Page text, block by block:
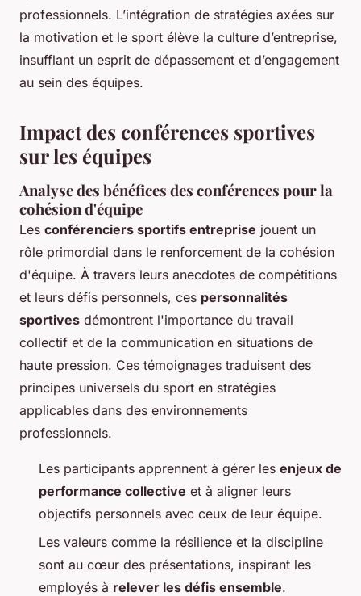
professionnels. L’intégration de stratégies axées sur
la motivation et le sport élève la culture d’entreprise,
insufflant un esprit de dépassement et d’engagement
au sein des équipes.
Impact des conférences sportives
sur les équipes
Analyse des bénéfices des conférences pour la
cohésion d'équipe
Les conférenciers sportifs entreprise jouent un
rôle primordial dans le renforcement de la cohésion
d'équipe. À travers leurs anecdotes de compétitions
et leurs défis personnels, ces personnalités
sportives démontrent l'importance du travail
collectif et de la communication en situations de
haute pression. Ces témoignages traduisent des
principes universels du sport en stratégies
applicables dans des environnements
professionnels.
Les participants apprennent à gérer les enjeux de
performance collective et à aligner leurs
objectifs personnels avec ceux de leur équipe.
Les valeurs comme la résilience et la discipline
sont au cœur des présentations, inspirant les
employés à relever les défis ensemble.